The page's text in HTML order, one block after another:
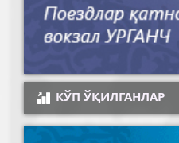
КЎП ЎҚИЛГАНЛАР